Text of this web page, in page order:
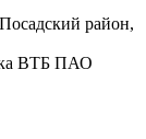
район,
ВТБ ПАО